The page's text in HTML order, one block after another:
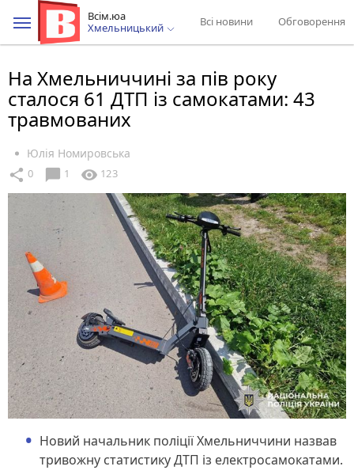
Всім.юа
Хмельницький
Всі новини Обговорення
На Хмельниччині за пів року
сталося 61 ДТП із самокатами: 43
травмованих
Юлія Номировська
share 0 chat_bubble 1 visibility 123
Новий начальник поліції Хмельниччини назвав
тривожну статистику ДТП із електросамокатами.